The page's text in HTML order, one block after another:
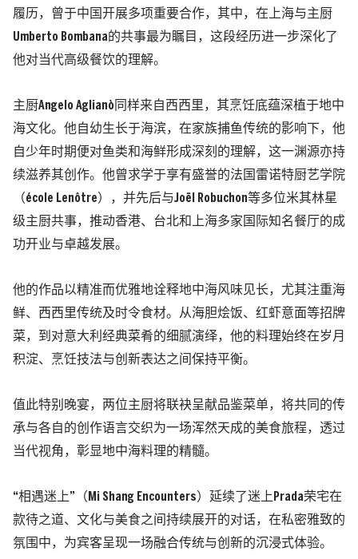
履历，曾于中国开展多项重要合作，其中，在上海与主厨
Umberto Bombana的共事最为瞩目，这段经历进一步深化了
他对当代高级餐饮的理解。
主厨Angelo Aglianò同样来自西西里，其烹饪底蕴深植于地中
海文化。他自幼生长于海滨，在家族捕鱼传统的影响下，他
自少年时期便对鱼类和海鲜形成深刻的理解，这一渊源亦持
续滋养其创作。他曾求学于享有盛誉的法国雷诺特厨艺学院
（école Lenôtre），并先后与Joël Robuchon等多位米其林星
级主厨共事，推动香港、台北和上海多家国际知名餐厅的成
功开业与卓越发展。
他的作品以精准而优雅地诠释地中海风味见长，尤其注重海
鲜、西西里传统及时令食材。从海胆烩饭、红虾意面等招牌
菜，到对意大利经典菜肴的细腻演绎，他的料理始终在岁月
积淀、烹饪技法与创新表达之间保持平衡。
值此特别晚宴，两位主厨将联袂呈献品鉴菜单，将共同的传
承与各自的创作语言交织为一场浑然天成的美食旅程，透过
当代视角，彰显地中海料理的精髓。
“相遇迷上”（Mi Shang Encounters）延续了迷上Prada荣宅在
款待之道、文化与美食之间持续展开的对话，在私密雅致的
氛围中，为宾客呈现一场融合传统与创新的沉浸式体验。